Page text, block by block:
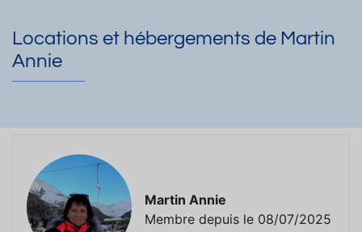
Locations et hébergements de Martin
Annie
Martin Annie
Membre depuis le 08/07/2025